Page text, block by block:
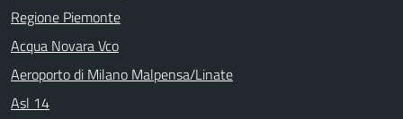
Regione Piemonte
Acqua Novara Vco
Aeroporto di Milano Malpensa/Linate
Asl 14